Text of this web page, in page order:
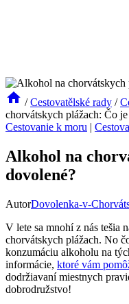
/ Cestovatělské rady /
chorvátskych plážach: Čo
Cestovanie k moru |
Alkohol na
dovolené?
AutorDovolenka-v-
V lete sa mnohí z nás tešia
chorvátskych plážach. No
konzumáciu alkoholu na
informácie, ktoré vám
dodržiavaní miestnych
dobrodružstvo!